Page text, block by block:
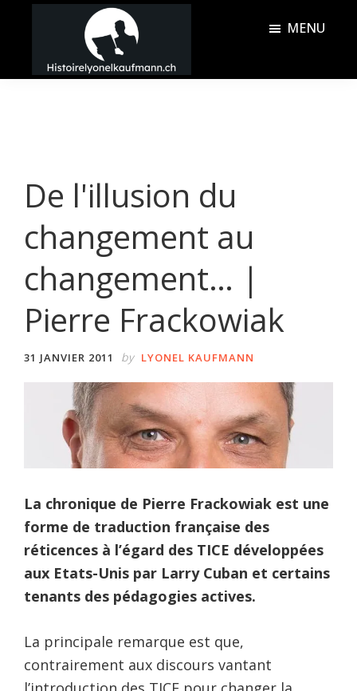
principal
barreHistoire
MENU
De l'illusion du
changement au
changement… |
Pierre Frackowiak
31 JANVIER 2011 by LYONEL KAUFMANN
La chronique de Pierre Frackowiak est une
forme de traduction française des
réticences à l’égard des TICE développées
aux Etats-Unis par Larry Cuban et certains
tenants des pédagogies actives.
La principale remarque est que,
contrairement aux discours vantant